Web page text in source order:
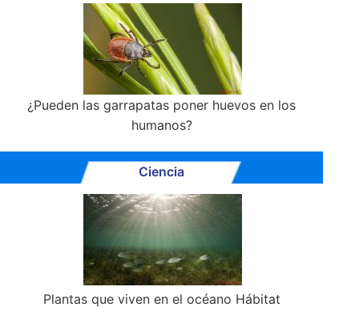
¿Pueden las garrapatas poner huevos en los
humanos?
Ciencia
Plantas que viven en el océano Hábitat